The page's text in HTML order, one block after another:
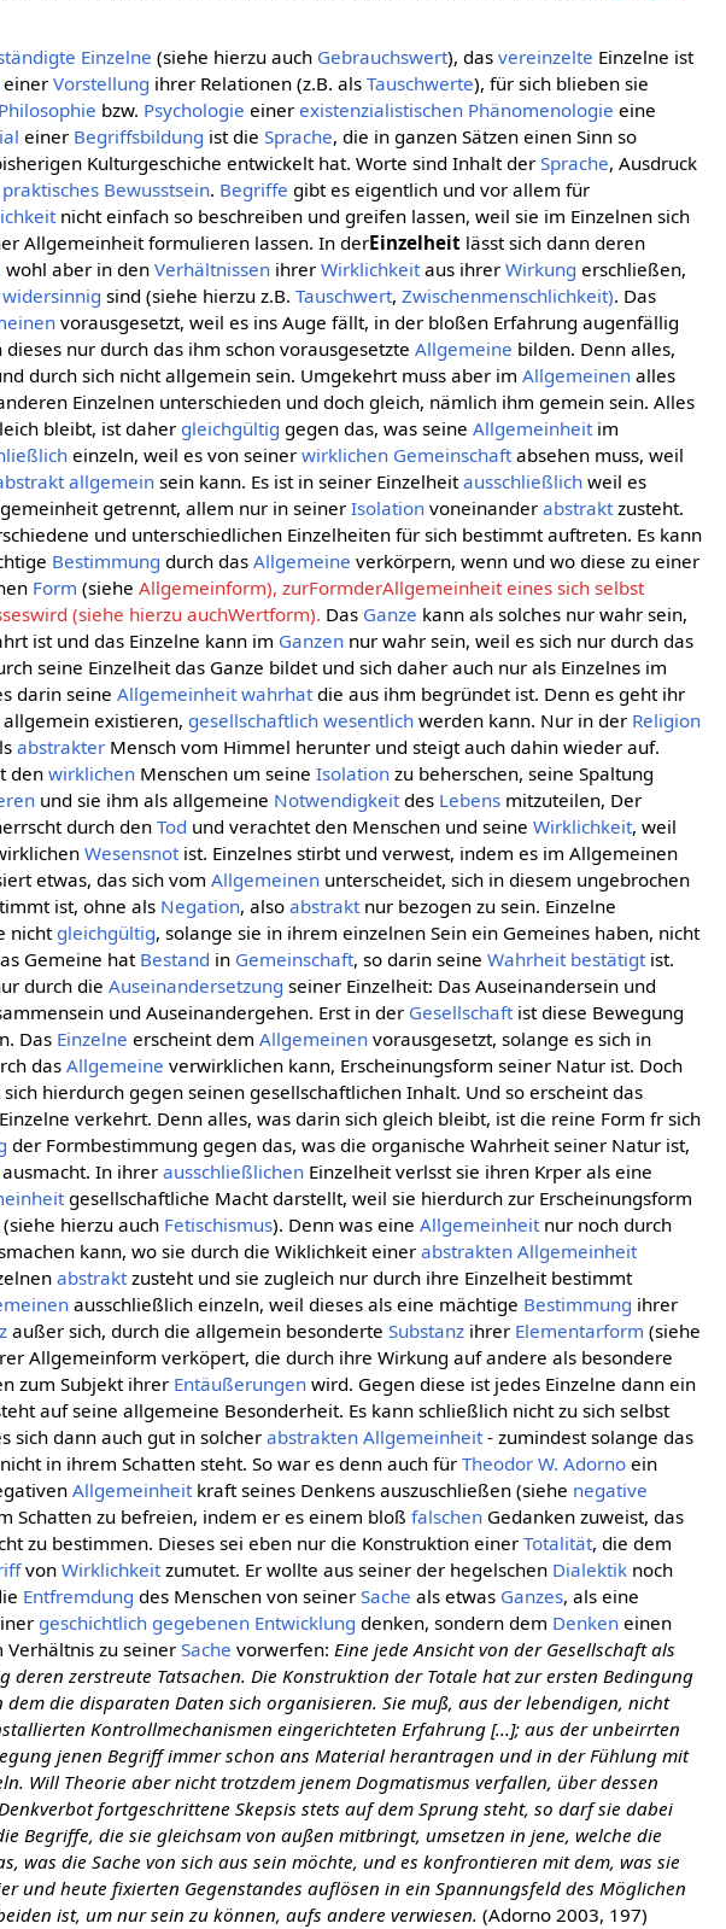
Einzelne (siehe hierzu auch Gebrauchswert), dasvereinzelte Einzelne ist
einerVorstellung ihrer Relationen (z.B. alsTauschwerte), für sich blieben sie
Philosophie bzw. Psychologie einerexistenzialistischen Phänomenologie eine
einer Begriffsbildung ist dieSprache, die in ganzen Sätzen einen Sinn so
Kulturgeschiche entwickelt hat. Worte sind Inhalt derSprache, Ausdruck
praktisches Bewusstsein. Begriffe gibt es eigentlich und vor allem für
nicht einfach so beschreiben und greifen lassen, weil sie im Einzelnen sich
Allgemeinheit formulieren lassen. In derEinzelheit lässt sich dann deren
wohl aber in denVerhältnissen ihrerWirklichkeitaus ihrerWirkung erschließen,
widersinnig sind (siehe hierzu z.B.Tauschwert,Zwischenmenschlichkeit). Das
vorausgesetzt, weil es ins Auge fällt, in der bloßen Erfahrung augenfällig
nur durch das ihm schon vorausgesetzteAllgemeine bilden. Denn alles,
durch sich nicht allgemein sein. Umgekehrt muss aber imAllgemeinen alles
Einzelnen unterschieden und doch gleich, nämlich ihm gemein sein. Alles
bleibt, ist daher gleichgültig gegen das, was seineAllgemeinheitim
einzeln, weil es von seinerwirklichen Gemeinschaftabsehen muss, weil
allgemeinsein kann. Es ist in seiner Einzelheitausschließlich weil es
getrennt, allem nur in seinerIsolation voneinanderabstraktzusteht.
und unterschiedlichen Einzelheiten für sich bestimmt auftreten. Es kann
Bestimmung durch dasAllgemeine verkörpern, wenn und wo diese zu einer
Form (sieheAllgemeinform), zurFormderAllgemeinheit eines sich selbst
(siehe hierzu auchWertform). Das Ganze kann als solches nur wahr sein,
ist und das Einzelne kann im Ganzen nur wahr sein, weil es sich nur durch das
seine Einzelheit das Ganze bildet und sich daher auch nur als Einzelnes im
darin seineAllgemeinheit wahrhatdie aus ihm begründet ist. Denn es geht ihr
existieren, gesellschaftlich wesentlich werden kann. Nur in der Religion
abstrakter Mensch vom Himmel herunter und steigt auch dahin wieder auf.
denwirklichen Menschen um seineIsolation zu beherschen, seine Spaltung
und sie ihm als allgemeine Notwendigkeitdes Lebens mitzuteilen, Der
durch denTod und verachtet den Menschen und seineWirklichkeit, weil
Wesensnotist. Einzelnes stirbt und verwest, indem es im Allgemeinen
etwas, das sich vomAllgemeinen unterscheidet, sich in diesem ungebrochen
ist, ohne als Negation, alsoabstraktnur bezogen zu sein. Einzelne
nichtgleichgültig, solange sie in ihrem einzelnen Sein ein Gemeines haben, nicht
Gemeine hat Bestand in Gemeinschaft, so darin seineWahrheit bestätigtist.
durch dieAuseinandersetzung seiner Einzelheit: Das Auseinandersein und
und Auseinandergehen. Erst in der Gesellschaftist diese Bewegung
Das Einzelne erscheint demAllgemeinen vorausgesetzt, solange es sich in
dasAllgemeine verwirklichen kann, Erscheinungsform seiner Natur ist. Doch
hierdurch gegen seinen gesellschaftlichen Inhalt. Und so erscheint das
verkehrt. Denn alles, was darin sich gleich bleibt, ist die reine Form fr sich
der Formbestimmung gegen das, was die organische Wahrheit seiner Natur ist,
In ihrerausschließlichen Einzelheit verlsst sie ihren Krper als eine
gesellschaftliche Macht darstellt, weil sie hierdurch zur Erscheinungsform
hierzu auch Fetischismus). Denn was eineAllgemeinheitnur noch durch
kann, wo sie durch die Wiklichkeit einerabstrakten Allgemeinheit
abstraktzusteht und sie zugleich nur durch ihre Einzelheit bestimmt
ausschließlich einzeln, weil dieses als eine mächtige Bestimmung ihrer
außer sich, durch die allgemein besonderteSubstanz ihrer Elementarform (siehe
Allgemeinform verköpert, die durch ihre Wirkung auf andere als besondere
zum Subjekt ihrer Entäußerungen wird. Gegen diese ist jedes Einzelne dann ein
auf seine allgemeine Besonderheit. Es kann schließlich nicht zu sich selbst
sich dann auch gut in solcherabstrakten Allgemeinheit- zumindest solange das
in ihrem Schatten steht. So war es denn auch fürTheodor W. Adorno ein
Allgemeinheitkraft seines Denkens auszuschließen (siehe negative
Schatten zu befreien, indem er es einem bloßfalschen Gedanken zuweist, das
zu bestimmen. Dieses sei eben nur die Konstruktion einerTotalität, die dem
vonWirklichkeitzumutet. Er wollte aus seiner der hegelschen Dialektik noch
Entfremdung des Menschen von seinerSache als etwas Ganzes, als eine
geschichtlich gegebenen Entwicklung denken, sondern dem Denken einen
Verhältnis zu seinerSache vorwerfen:Eine jede Ansicht von der Gesellschaft als
deren zerstreute Tatsachen. Die Konstruktion der Totale hat zur ersten Bedingung
dem die disparaten Daten sich organisieren. Sie muß, aus der lebendigen, nicht
Kontrollmechanismen eingerichteten Erfahrung [...]; aus der unbeirrten
jenen Begriff immer schon ans Material herantragen und in der Fühlung mit
Will Theorie aber nicht trotzdem jenem Dogmatismus verfallen, über dessen
fortgeschrittene Skepsis stets auf dem Sprung steht, so darf sie dabei
Begriffe, die sie gleichsam von außen mitbringt, umsetzen in jene, welche die
was die Sache von sich aus sein möchte, und es konfrontieren mit dem, was sie
und heute fixierten Gegenstandes auflösen in ein Spannungsfeld des Möglichen
ist, um nur sein zu können, aufs andere verwiesen. (Adorno 2003, 197)